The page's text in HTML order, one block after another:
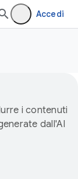
Accedi
i contenuti
dall'AI